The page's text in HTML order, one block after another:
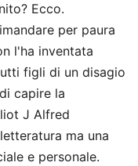
Ecco.
per paura
l'ha inventata
figli di un disagio
capire la
J Alfred
ma una
e personale.